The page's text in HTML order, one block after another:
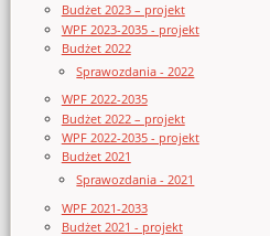
Budżet 2023 – projekt
WPF 2023-2035 - projekt
Budżet 2022
Sprawozdania - 2022
WPF 2022-2035
Budżet 2022 – projekt
WPF 2022-2035 - projekt
Budżet 2021
Sprawozdania - 2021
WPF 2021-2033
Budżet 2021 - projekt